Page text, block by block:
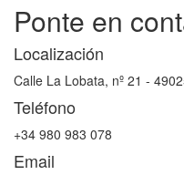
Ponte en
Localización
Calle La Lobata, nº 21 -
Teléfono
+34 980 983 078
Email